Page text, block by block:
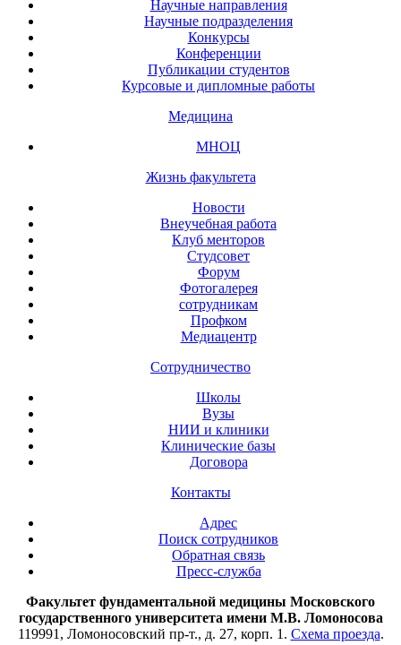
Научные направления
Научные подразделения
Конкурсы
Конференции
Публикации студентов
Курсовые и дипломные работы
Медицина
МНОЦ
Жизнь факультета
Новости
Внеучебная работа
Клуб менторов
Студсовет
Форум
Фотогалерея
сотрудникам
Профком
Медиацентр
Сотрудничество
Школы
Вузы
НИИ и клиники
Клинические базы
Договора
Контакты
Адрес
Поиск сотрудников
Обратная связь
Пресс-служба
Факультет фундаментальной медицины Московского
государственного университета имени М.В. Ломоносова
119991, Ломоносовский пр-т., д. 27, корп. 1. Схема проезда.